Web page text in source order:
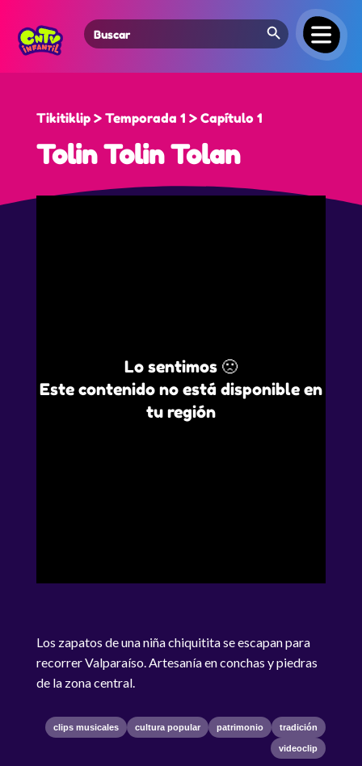
Search
for:
Search Button
Tikitiklip > Temporada 1 > Capítulo 1
Tolin Tolin Tolan
Lo sentimos 🙁
Este contenido no está disponible en
tu región
Los zapatos de una niña chiquitita se escapan para
recorrer Valparaíso. Artesanía en conchas y piedras
de la zona central.
clips musicales cultura popular patrimonio tradición
videoclip